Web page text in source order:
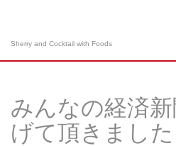
Sherry and Cocktail with Foods
みんなの経済
げて頂きました